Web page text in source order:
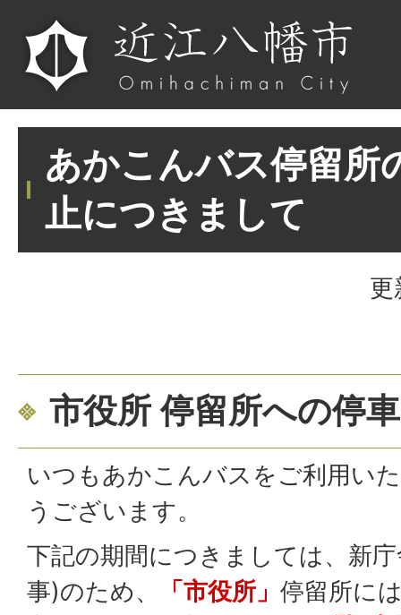
あかこんバス停留所
止につきまして
更
市役所 停留所への停車
いつもあかこんバスをご利用い
うございます。
下記の期間につきましては、新
事)のため、
「市役所」 停留所に